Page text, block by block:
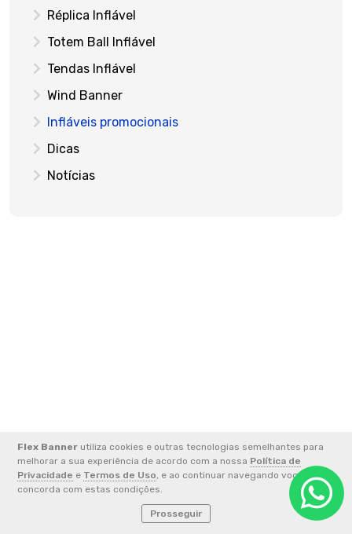
Flex Banner utiliza cookies e outras tecnologias semelhantes para
melhorar a sua experiência de acordo com a nossa Política de
Privacidade e Termos de Uso, e ao continuar navegando você
concorda com estas condições.
Prosseguir
Réplica Inflável
Totem Ball Inflável
Tendas Inflável
Wind Banner
Infláveis promocionais
Dicas
Notícias
2026 © 00.575.470/0001-83 - GOFLEX INDUSTRIA,
COMERCIO E SERVICOS LTDA